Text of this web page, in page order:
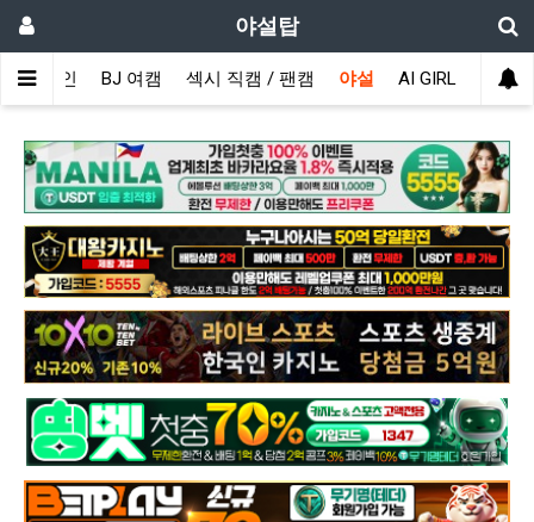
야설탑
메인 BJ 여캠 섹시 직캠 / 팬캠 야설 AI GIRL